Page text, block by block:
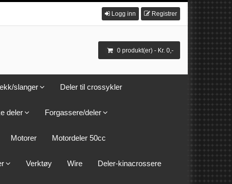
Logg inn Registrer
0 produkt(er) - Kr. 0,-
slanger Deler til crossykler
deler Forgassere/deler
Motorer Motordeler 50cc
Verktøy Wire Deler-kinacrossere